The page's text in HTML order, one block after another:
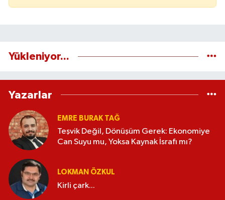
Yükleniyor...
Yazarlar
EMRE BURAK TAĞ
Teşvik Değil, Dönüşüm Gerek: Ekonomiye
Can Suyu mu, Yoksa Kaynak İsrafı mı?
LOKMAN ÖZKUL
Kirli çark...